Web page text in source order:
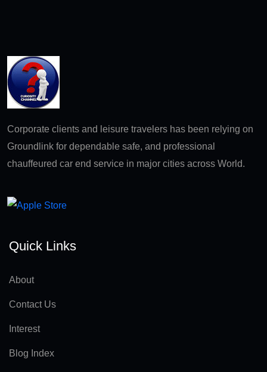
Corporate clients and leisure travelers has been relying on
Groundlink for dependable safe, and professional
chauffeured car end service in major cities across World.
Quick Links
About
Contact Us
Interest
Blog Index